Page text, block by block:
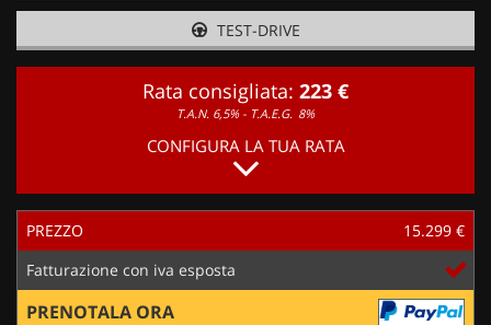
TEST-DRIVE
Rata consigliata: 223 €
T.A.N. 6,5% - T.A.E.G. 8%
CONFIGURA LA TUA RATA
PREZZO
15.299 €
Fatturazione con iva esposta
PRENOTALA ORA